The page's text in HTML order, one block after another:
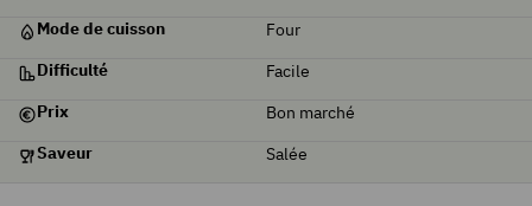
Mode de cuisson
Four
Difficulté
Facile
Prix
Bon marché
Saveur
Salée